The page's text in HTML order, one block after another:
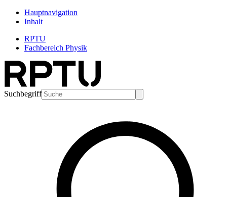
Hauptnavigation
Inhalt
RPTU
Fachbereich Physik
Suchbegriff